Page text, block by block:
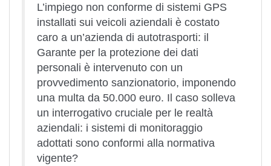
L’impiego non conforme di sistemi GPS
installati sui veicoli aziendali è costato
caro a un’azienda di autotrasporti: il
Garante per la protezione dei dati
personali è intervenuto con un
provvedimento sanzionatorio, imponendo
una multa da 50.000 euro. Il caso solleva
un interrogativo cruciale per le realtà
aziendali: i sistemi di monitoraggio
adottati sono conformi alla normativa
vigente?